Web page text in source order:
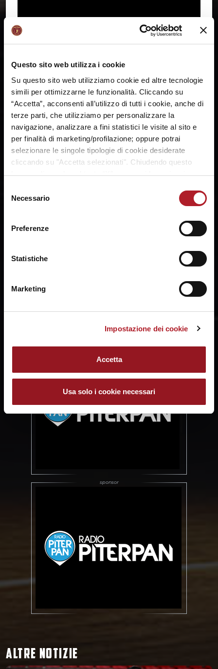
Questo sito web utilizza i cookie
Su questo sito web utilizziamo cookie ed altre tecnologie
simili per ottimizzarne le funzionalità. Cliccando su
“Accetta”, acconsenti all’utilizzo di tutti i cookie, anche di
terze parti, che utilizziamo per personalizzare la
navigazione, analizzare a fini statistici le visite al sito e
per finalità di marketing/profilazione; oppure potrai
selezionare le singole tipologie di cookie desiderate
cliccando su "Accetta selezionati". Chiudendo questo
banner cliccando sul tasto “X”, prosegui la navigazione e
fruizione del sito. Potrai modificare le tue preferenze in
ogni momento mediante il link “Impostazione dei cookie”
a fine pagina. Per ulteriori informazioni ti invitiamo a
prendere visione della
delNecessario
Preferenze
Statistiche
Marketing
Impostazione dei cookie
Accetta
Usa solo i cookie necessari
SHARE:
ALTRE NOTIZIE